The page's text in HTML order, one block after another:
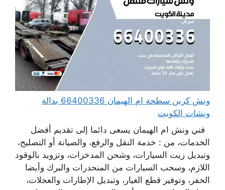
ونش كرين سطحة ام الهيمان 66400336 بدالة
ونشات الكويت
فني ونش ام الهيمان يسعى دائما إلى تقديم أفضل
الخدمات، من : خدمة النقل والرفع، والصيانة أو التصليح،
وتبديل زيت السيارات، وشحن المدخرات، وتزويد بالوقود
اللازم، وسحب السيارات من المنحدرات والبرك وأيضا
الحفر، وتوفير قطع الغيار، وتبديل الإطارات والعجلات،